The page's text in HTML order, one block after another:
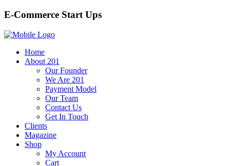
E-Commerce Start Ups
Home
About 201
Our Founder
We Are 201
Payment Model
Our Team
Contact Us
Get In Touch
Clients
Magazine
Shop
My Account
Cart